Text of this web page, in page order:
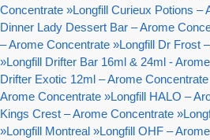
Concentrate »Longfill Curieux Potions –
Dinner Lady Dessert Bar – Arome
– Arome Concentrate »Longfill Dr Frost
»Longfill Drifter Bar 16ml & 24ml -
Drifter Exotic 12ml – Arome Concentrate
Arome Concentrate »Longfill HALO –
Kings Crest – Arome Concentrate »
»Longfill Montreal »Longfill OHF –